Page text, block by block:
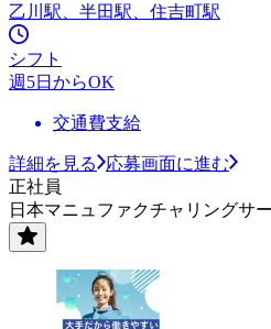
乙川駅、半田駅、住吉町駅
シフト
週5日からOK
交通費支給
詳細を見る
応募画面に進む
正社員
日本マニュファクチャリングサ